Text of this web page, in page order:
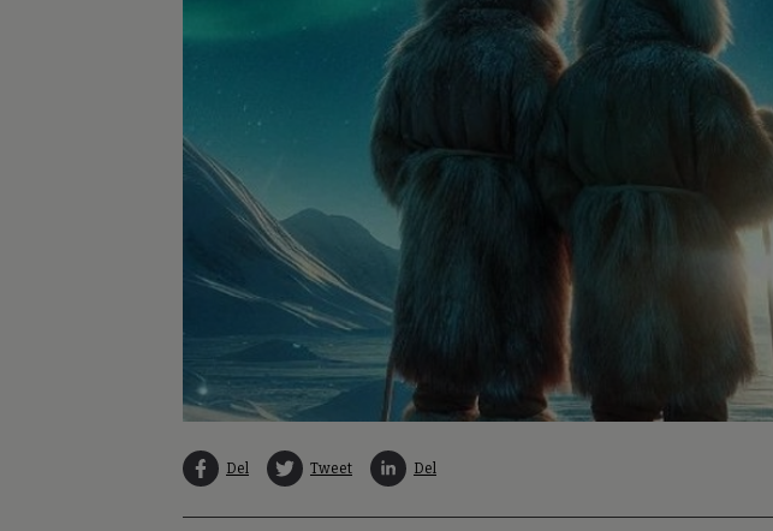
Del Tweet Del